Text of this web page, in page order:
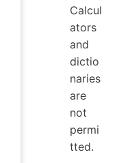
Calcul
ators
and
dictio
naries
are
not
permi
tted.